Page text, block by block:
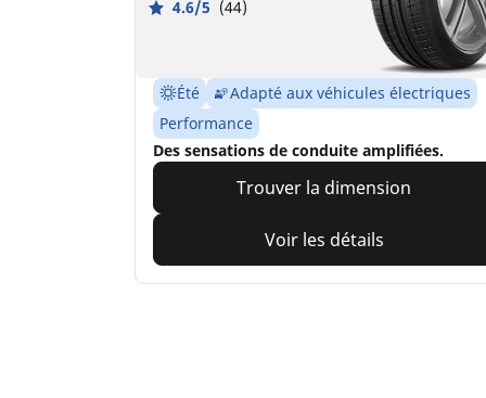
4.6/5 (44)
Été
Adapté aux véhicules électriques
Performance
Des sensations de conduite amplifiées.
Trouver la dimension
Voir les détails